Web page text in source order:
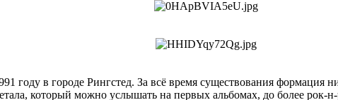
году в городе Рингстед. За всё время существования формация
который можно услышать на первых альбомах, до более рок-